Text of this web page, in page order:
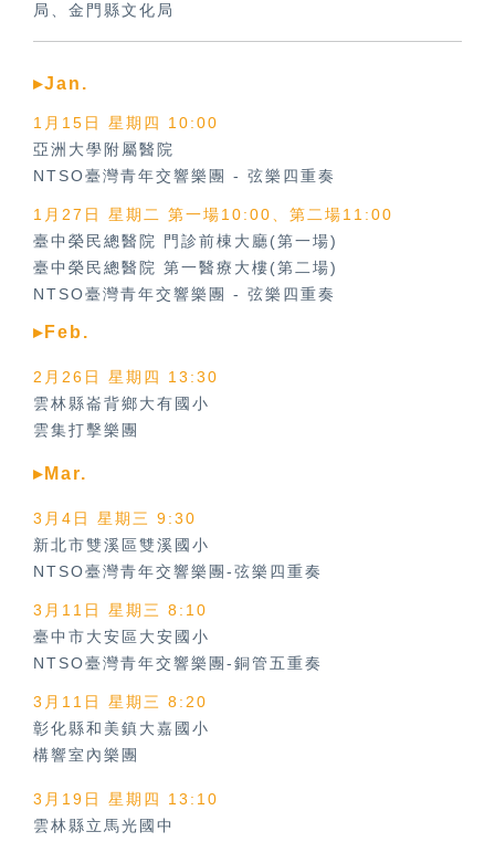
局、金門縣文化局
▸Jan.
1月15日 星期四 10:00
亞洲大學附屬醫院
NTSO臺灣青年交響樂團 - 弦樂四重奏
1月27日 星期二 第一場10:00、第二場11:00
臺中榮民總醫院 門診前棟大廳(第一場)
臺中榮民總醫院 第一醫療大樓(第二場)
NTSO臺灣青年交響樂團 - 弦樂四重奏
▸Feb.
2月26日 星期四 13:30
雲林縣崙背鄉大有國小
雲集打擊樂團
▸Mar.
3月4日 星期三 9:30
新北市雙溪區雙溪國小
NTSO臺灣青年交響樂團-弦樂四重奏
3月11日 星期三 8:10
臺中市大安區大安國小
NTSO臺灣青年交響樂團-銅管五重奏
3月11日 星期三 8:20
彰化縣和美鎮大嘉國小
構響室內樂團
3月19日 星期四 13:10
雲林縣立馬光國中